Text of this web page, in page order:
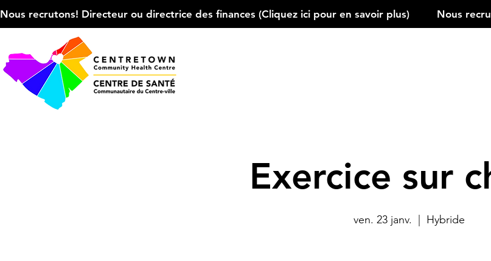
Nous recrutons! Directeur ou directrice des finances (Cliquez ici pour en savoir plus)
Exercice sur
ven. 23 janv. Hybride